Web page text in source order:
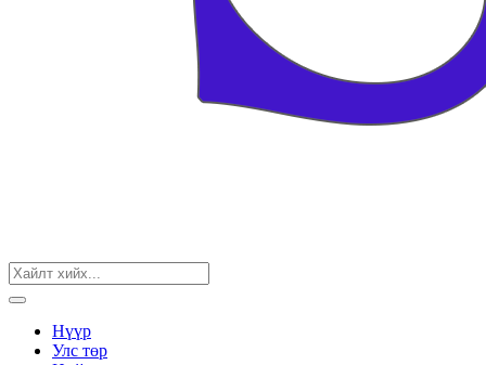
Нүүр
Улс төр